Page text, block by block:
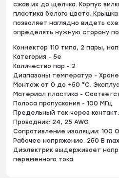
сжав их до щелчка. Корпус
пластика белого цвета.
позволяет наглядно видеть
определять нужную сторону
Коннектор 110 типа, 2 пары,
Категория - 5е
Количество пар - 2
Диапазоны температур -
Монтаж от 0 до +50 °C.
Материал пластика -
Полоса пропускания - 100 МГц
Предельный ток через
Проводник: 24, 25 AWG
Сопротивление изоляции: 100
Рабочее напряжение: 250 B max
Диэлектрик выдерживает
переменного тока